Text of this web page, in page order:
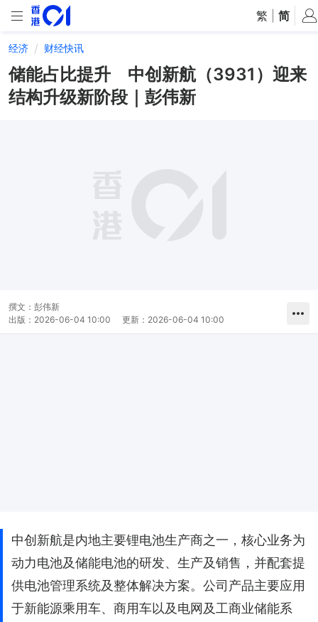
繁 简
经济 财经快讯
储能占比提升 中创新航（3931）迎来
结构升级新阶段｜彭伟新
撰文： 彭伟新
出版： 2026-06-04 10:00 更新： 2026-06-04 10:00
中创新航是内地主要锂电池生产商之一，核心业务为
动力电池及储能电池的研发、生产及销售，并配套提
供电池管理系统及整体解决方案。公司产品主要应用
于新能源乘用车、商用车以及电网及工商业储能系